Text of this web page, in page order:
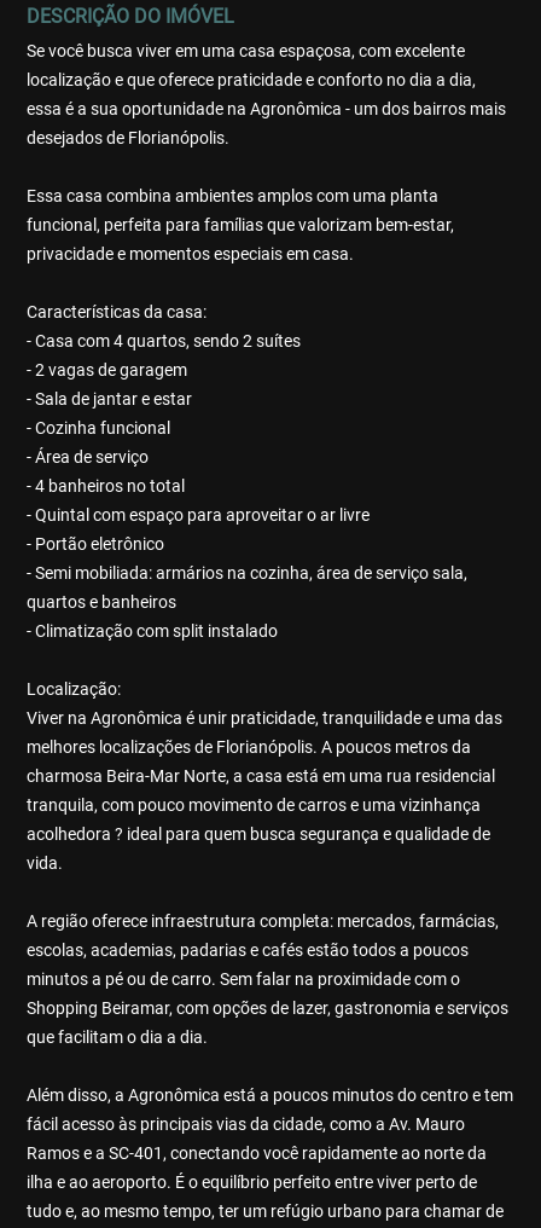
DESCRIÇÃO DO IMÓVEL
Se você busca viver em uma casa espaçosa, com excelente
localização e que oferece praticidade e conforto no dia a dia,
essa é a sua oportunidade na Agronômica - um dos bairros mais
desejados de Florianópolis.
Essa casa combina ambientes amplos com uma planta
funcional, perfeita para famílias que valorizam bem-estar,
privacidade e momentos especiais em casa.
Características da casa:
- Casa com 4 quartos, sendo 2 suítes
- 2 vagas de garagem
- Sala de jantar e estar
- Cozinha funcional
- Área de serviço
- 4 banheiros no total
- Quintal com espaço para aproveitar o ar livre
- Portão eletrônico
- Semi mobiliada: armários na cozinha, área de serviço sala,
quartos e banheiros
- Climatização com split instalado
Localização:
Viver na Agronômica é unir praticidade, tranquilidade e uma das
melhores localizações de Florianópolis. A poucos metros da
charmosa Beira-Mar Norte, a casa está em uma rua residencial
tranquila, com pouco movimento de carros e uma vizinhança
acolhedora ? ideal para quem busca segurança e qualidade de
vida.
A região oferece infraestrutura completa: mercados, farmácias,
escolas, academias, padarias e cafés estão todos a poucos
minutos a pé ou de carro. Sem falar na proximidade com o
Shopping Beiramar, com opções de lazer, gastronomia e serviços
que facilitam o dia a dia.
Além disso, a Agronômica está a poucos minutos do centro e tem
fácil acesso às principais vias da cidade, como a Av. Mauro
Ramos e a SC-401, conectando você rapidamente ao norte da
ilha e ao aeroporto. É o equilíbrio perfeito entre viver perto de
tudo e, ao mesmo tempo, ter um refúgio urbano para chamar de